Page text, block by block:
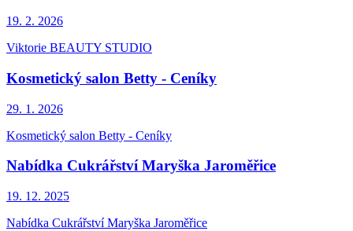
19. 2. 2026
Viktorie BEAUTY STUDIO
Kosmetický salon Betty - Ceníky
29. 1. 2026
Kosmetický salon Betty - Ceníky
Nabídka Cukrářství Maryška Jaroměřice
19. 12. 2025
Nabídka Cukrářství Maryška Jaroměřice